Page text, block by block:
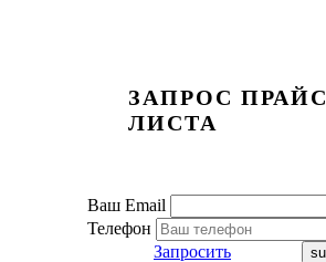
ЗАПРОС ПРАЙС
ЛИСТА
Ваш Email
Телефон
Запросить